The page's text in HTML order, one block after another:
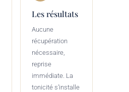
Les résultats
Aucune
récupération
nécessaire,
reprise
immédiate. La
tonicité s’installe